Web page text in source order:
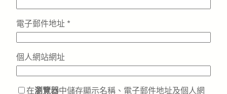
電子郵件地址 *
個人網站網址
在瀏覽器中儲存顯示名稱、電子郵件地址及個人網